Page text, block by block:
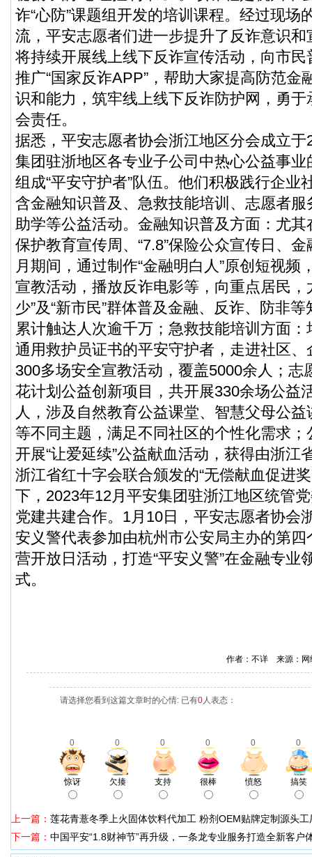
诈“心防”课题组开发的培训课程。经过现场
流，平安志愿者们进一步提升了反诈意识
将持续开展线上线下反诈宣传活动，向市
推广“国家反诈APP”，帮助大家提高防范金
识和能力，筑牢线上线下反诈防护网，勇
会责任。
据悉，平安志愿者协会浙江地区分会成立
集团驻浙地区各专业子公司中热心公益事
组成“平安守护者”队伍。他们积极践行企业
含金融知识普及、急救技能培训、志愿者
助学等公益活动。金融知识普及方面：尤其
保护教育宣传周、“7.8”保险公众宣传日、
月期间，通过制作“金融明白人”原创短视频
宣教活动，播放反诈电影等，向重点居民，
少”及“新市民”群体普及金融、反诈、防非
累计触达人次逾千万；急救技能培训方面
通用救护员证书的平安守护者，走进社区
300多场安全宣教活动，覆盖5000余人；志
花计划公益创新项目，共开展330余场公益
人，涉及自然教育公益课堂、智慧父母公
等不同主题，满足不同社区的个性化需求
开展“让爱延续”公益献血活动，获得由浙江
浙江省红十字会联合颁发的“无偿献血促进
下，2023年12月平安集团驻浙江地区统管
党建共建合作。1月10日，平安志愿者协会
安义警代表参加由杭州市公安局主办的第
营开放日活动，打造“平安义警”在金融专业
式。
作者：不详 来源：
请选择您看到这篇文章时的心情: 已有0人表态：
0 0 0 0 0 0
惊讶 欠揍 支持 很棒 愤怒 搞笑
上一篇： 莲花青薏冬季上火固体饮料代加工 粉剂OEM贴牌定制源头工
下一篇： 中国平安“1.8财神节”再升级，一条龙专业服务打造全新客户